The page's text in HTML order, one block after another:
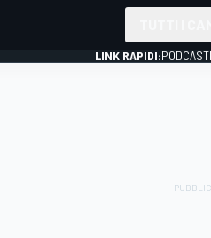
LINK RAPIDI:PODCAST